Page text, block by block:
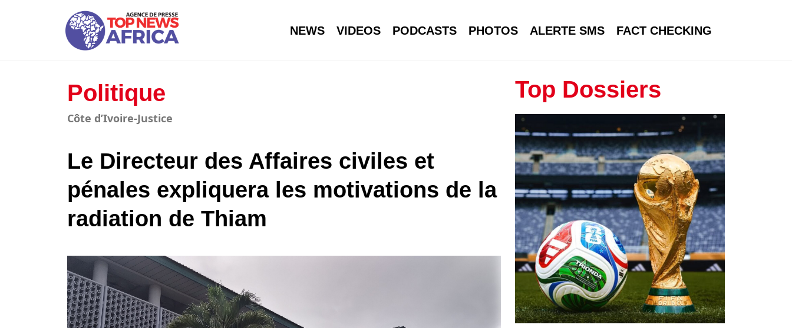
NEWS VIDEOS PODCASTS PHOTOS ALERTE SMS FACT CHECKING
Politique
Côte d’Ivoire-Justice
Le Directeur des Affaires civiles et
pénales expliquera les motivations de la
radiation de Thiam
Top Dossiers